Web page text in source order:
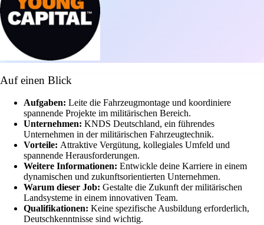
Auf einen Blick
Aufgaben: Leite die Fahrzeugmontage und koordiniere
spannende Projekte im militärischen Bereich.
Unternehmen: KNDS Deutschland, ein führendes
Unternehmen in der militärischen Fahrzeugtechnik.
Vorteile: Attraktive Vergütung, kollegiales Umfeld und
spannende Herausforderungen.
Weitere Informationen: Entwickle deine Karriere in einem
dynamischen und zukunftsorientierten Unternehmen.
Warum dieser Job: Gestalte die Zukunft der militärischen
Landsysteme in einem innovativen Team.
Qualifikationen: Keine spezifische Ausbildung erforderlich,
Deutschkenntnisse sind wichtig.